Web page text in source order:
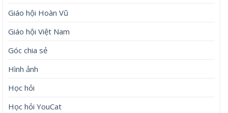
Giáo hội Hoàn Vũ
Giáo hội Việt Nam
Góc chia sẻ
Hình ảnh
Học hỏi
Học hỏi YouCat